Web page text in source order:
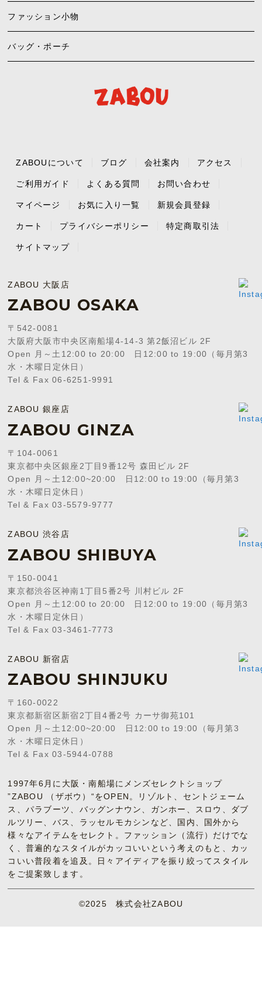
ファッション小物
バッグ・ポーチ
ZABOUについて ブログ 会社案内 アクセス
ご利用ガイド よくある質問 お問い合わせ
マイページ お気に入り一覧 新規会員登録
カート プライバシーポリシー 特定商取引法
サイトマップ
ZABOU 大阪店
ZABOU OSAKA
〒542-0081
大阪府大阪市中央区南船場4-14-3 第2飯沼ビル 2F
Open 月～土12:00 to 20:00 日12:00 to 19:00（毎月第3
水・木曜日定休日）
Tel & Fax 06-6251-9991
ZABOU 銀座店
ZABOU GINZA
〒104-0061
東京都中央区銀座2丁目9番12号 森田ビル 2F
Open 月～土12:00~20:00 日12:00 to 19:00（毎月第3
水・木曜日定休日）
Tel & Fax 03-5579-9777
ZABOU 渋谷店
ZABOU SHIBUYA
〒150-0041
東京都渋谷区神南1丁目5番2号 川村ビル 2F
Open 月～土12:00 to 20:00 日12:00 to 19:00（毎月第3
水・木曜日定休日）
Tel & Fax 03-3461-7773
ZABOU 新宿店
ZABOU SHINJUKU
〒160-0022
東京都新宿区新宿2丁目4番2号 カーサ御苑101
Open 月～土12:00~20:00 日12:00 to 19:00（毎月第3
水・木曜日定休日）
Tel & Fax 03-5944-0788
1997年6月に大阪・南船場にメンズセレクトショップ
”ZABOU （ザボウ）“をOPEN。リゾルト、セントジェーム
ス、パラブーツ、バッグンナウン、ガンホー、スロウ、ダブ
ルツリー、バス、ラッセルモカシンなど、国内、国外から
様々なアイテムをセレクト。ファッション（流行）だけでな
く、普遍的なスタイルがカッコいいという考えのもと、カッ
コいい普段着を追及。日々アイディアを振り絞ってスタイル
をご提案致します。
©2025 株式会社ZABOU